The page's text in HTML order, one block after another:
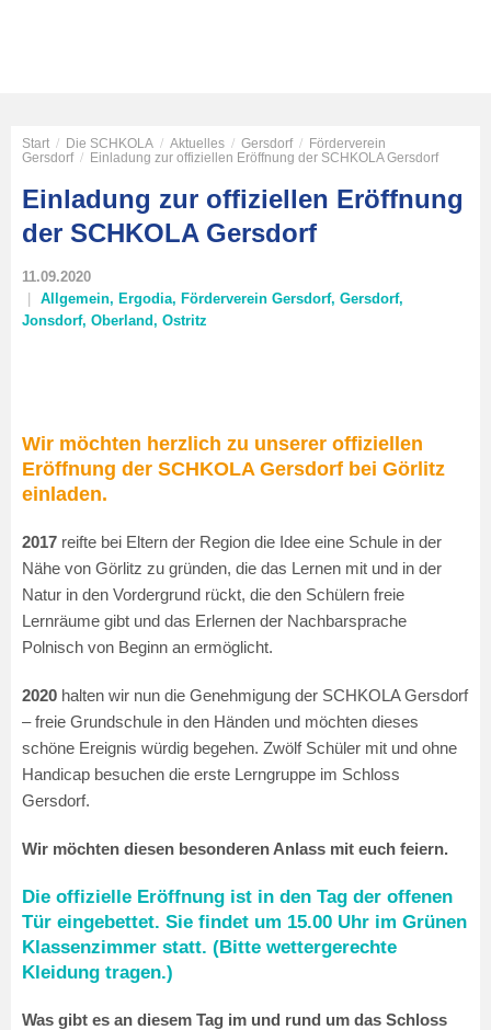
Start / Die SCHKOLA / Aktuelles / Gersdorf / Förderverein
Gersdorf / Einladung zur offiziellen Eröffnung der SCHKOLA Gersdorf
Einladung zur offiziellen Eröffnung
der SCHKOLA Gersdorf
11.09.2020
Allgemein, Ergodia, Förderverein Gersdorf, Gersdorf,
Jonsdorf, Oberland, Ostritz
Wir möchten herzlich zu unserer offiziellen
Eröffnung der SCHKOLA Gersdorf bei Görlitz
einladen.
2017 reifte bei Eltern der Region die Idee eine Schule in der
Nähe von Görlitz zu gründen, die das Lernen mit und in der
Natur in den Vordergrund rückt, die den Schülern freie
Lernräume gibt und das Erlernen der Nachbarsprache
Polnisch von Beginn an ermöglicht.
2020 halten wir nun die Genehmigung der SCHKOLA Gersdorf
– freie Grundschule in den Händen und möchten dieses
schöne Ereignis würdig begehen. Zwölf Schüler mit und ohne
Handicap besuchen die erste Lerngruppe im Schloss
Gersdorf.
Wir möchten diesen besonderen Anlass mit euch feiern.
Die offizielle Eröffnung ist in den Tag der offenen
Tür eingebettet. Sie findet um 15.00 Uhr im Grünen
Klassenzimmer statt. (Bitte wettergerechte
Kleidung tragen.)
Was gibt es an diesem Tag im und rund um das Schloss